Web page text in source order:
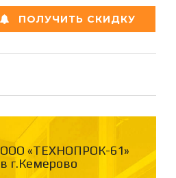
ПОЛУЧИТЬ СКИДКУ
ООО «ТЕХНОПРОК-61»
в г.Кемерово